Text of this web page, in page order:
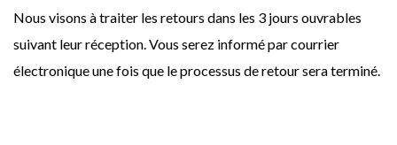
Nous visons à traiter les retours dans les 3 jours ouvrables
suivant leur réception. Vous serez informé par courrier
électronique une fois que le processus de retour sera terminé.